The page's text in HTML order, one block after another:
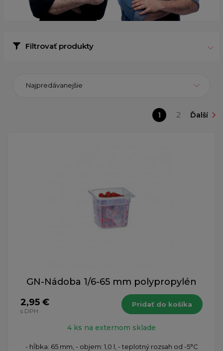
Filtrovať produkty
Najpredávanejšie
1 2 Ďalší
GN-Nádoba 1/6-65 mm polypropylén
2,95 €
s DPH
Pridať do košíka
4 ks na externom sklade
- hĺbka: 65 mm, - objem: 1,0 l, - teplotný rozsah od -5°C